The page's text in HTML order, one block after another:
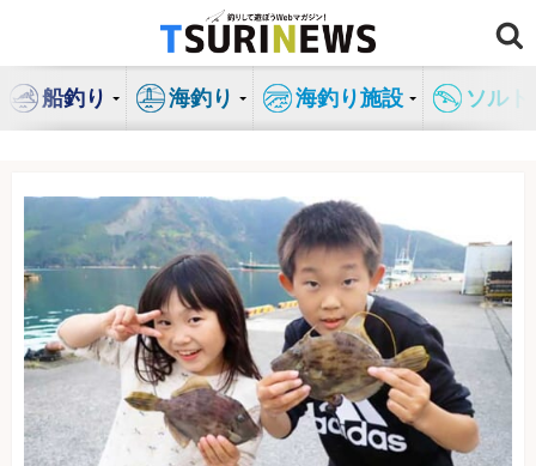
ン
船釣り 海釣り 海釣り施設 ソル